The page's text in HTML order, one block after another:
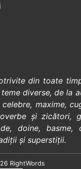
din toate
diverse, de la
, maxime,
și zicători,
, doine, basme,
și superstiții.
RightWords